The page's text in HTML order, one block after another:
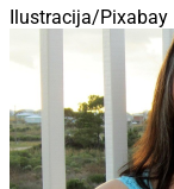
Ilustracija/Pixabay